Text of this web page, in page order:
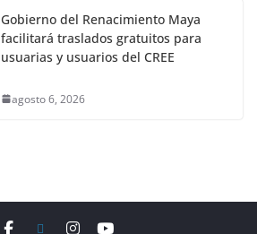
Gobierno del Renacimiento Maya
facilitará traslados gratuitos para
usuarias y usuarios del CREE
agosto 6, 2026